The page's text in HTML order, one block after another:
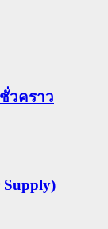
วคราว
Supply)